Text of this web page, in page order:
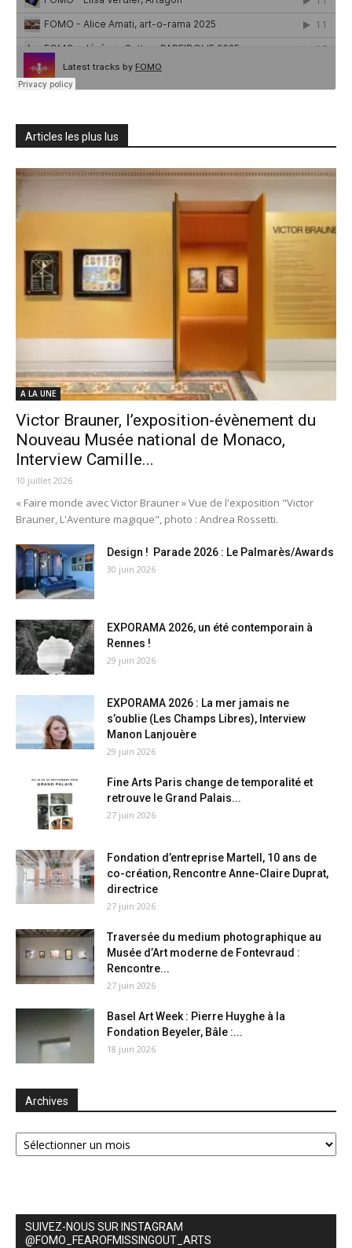
Articles les plus lus
A LA UNE
Victor Brauner, l’exposition-évènement du
Nouveau Musée national de Monaco,
Interview Camille...
10 juillet 2026
« Faire monde avec Victor Brauner » Vue de l'exposition "Victor
Brauner, L'Aventure magique", photo : Andrea Rossetti.
Design ! Parade 2026 : Le Palmarès/Awards
30 juin 2026
EXPORAMA 2026, un été contemporain à
Rennes !
29 juin 2026
EXPORAMA 2026 : La mer jamais ne
s’oublie (Les Champs Libres), Interview
Manon Lanjouère
29 juin 2026
Fine Arts Paris change de temporalité et
retrouve le Grand Palais...
27 juin 2026
Fondation d’entreprise Martell, 10 ans de
co-création, Rencontre Anne-Claire Duprat,
directrice
27 juin 2026
Traversée du medium photographique au
Musée d’Art moderne de Fontevraud :
Rencontre...
27 juin 2026
Basel Art Week : Pierre Huyghe à la
Fondation Beyeler, Bâle :...
18 juin 2026
Archives
Archives
SUIVEZ-NOUS SUR INSTAGRAM
@FOMO_FEAROFMISSINGOUT_ARTS